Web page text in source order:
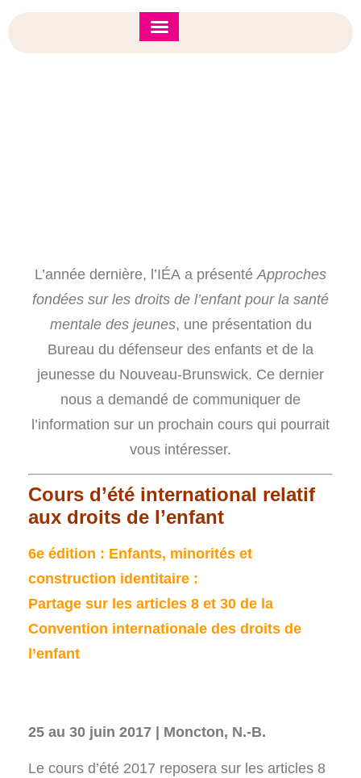
L’année dernière, l’IÉA a présenté Approches
fondées sur les droits de l’enfant pour la santé
mentale des jeunes, une présentation du
Bureau du défenseur des enfants et de la
jeunesse du Nouveau-Brunswick. Ce dernier
nous a demandé de communiquer de
l’information sur un prochain cours qui pourrait
vous intéresser.
Cours d’été international relatif
aux droits de l’enfant
6e édition : Enfants, minorités et
construction identitaire :
Partage sur les articles 8 et 30 de la
Convention internationale des droits de
l’enfant
25 au 30 juin 2017 | Moncton, N.-B.
Le cours d’été 2017 reposera sur les articles 8